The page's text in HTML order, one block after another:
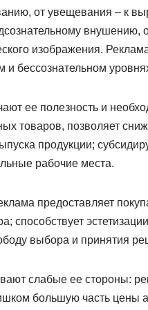
от увещевания – к
внушению,
изображения.
бессознательном
ее полезность и
товаров, позволяет
продукции;
рабочие места.
предоставляет
способствует
выбора и принятия
слабые ее стороны:
большую часть цены